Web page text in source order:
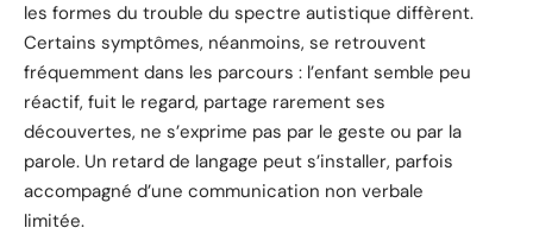
les formes du trouble du spectre autistique diffèrent.
Certains symptômes, néanmoins, se retrouvent
fréquemment dans les parcours : l’enfant semble peu
réactif, fuit le regard, partage rarement ses
découvertes, ne s’exprime pas par le geste ou par la
parole. Un retard de langage peut s’installer, parfois
accompagné d’une communication non verbale
limitée.